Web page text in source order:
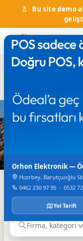
Bu site demo
Hal Fiyatları
Tek Bir
Firmalar, haberler,
fazlası.
Orhon Elektronik —
Hızırbey, Barutçuoğlu
0462 230 97 95 · 0532
Yol Tarifi